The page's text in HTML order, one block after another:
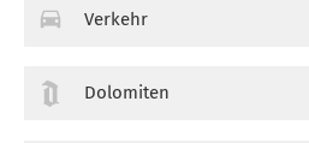
Verkehr
Dolomiten